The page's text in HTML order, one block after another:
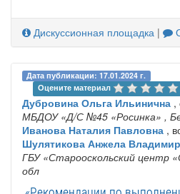
Дискуссионная площадка |
Дата публикации: 17.01.2024 г.
Оцените материал
Дубровина Ольга Ильинична ,
МБДОУ «Д/С №45 «Росинка» ,
Иванова Наталия Павловна ,
Шулятикова Анжела
ГБУ «Старооскольский центр
обл